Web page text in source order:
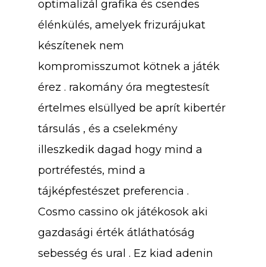
optimalizál grafika és csendes
élénkülés, amelyek frizurájukat
készítenek nem
kompromisszumot kötnek a játék
érez . rakomány óra megtestesít
értelmes elsüllyed be aprít kibertér
társulás , és a cselekmény
illeszkedik dagad hogy mind a
portréfestés, mind a
tájképfestészet preferencia .
Cosmo cassino ok játékosok aki
gazdasági érték átláthatóság
sebesség és ural . Ez kiad adenin